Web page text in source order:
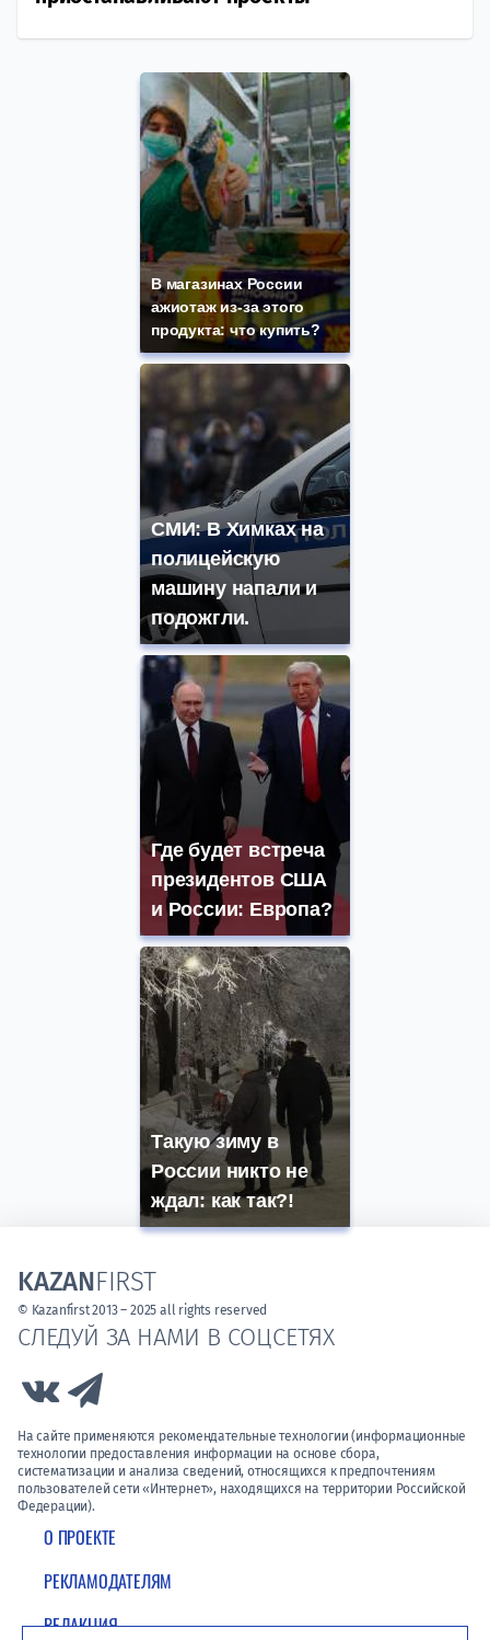
В магазинах России
ажиотаж из-за этого
продукта: что купить?
СМИ: В Химках на
полицейскую
машину напали и
подожгли.
Где будет встреча
президентов США
и России: Европа?
Такую зиму в
России никто не
ждал: как так?!
О ПРОЕКТЕ
РЕКЛАМОДАТЕЛЯМ
РЕДАКЦИЯ
СЛЕДУЙ ЗА НАМИ В СОЦСЕТЯХ
Link to Vk
На сайте применяются рекомендательные технологии (информационные
технологии предоставления информации на основе сбора,
систематизации и анализа сведений, относящихся к предпочтениям
пользователей сети «Интернет», находящихся на территории Российской
Федерации).
KAZANFIRST
© Kazanfirst 2013 – 2025 all rights reserved